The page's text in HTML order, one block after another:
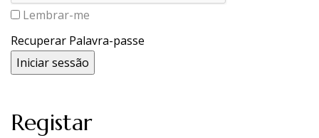
Lembrar-me
Recuperar Palavra-passe
Registar